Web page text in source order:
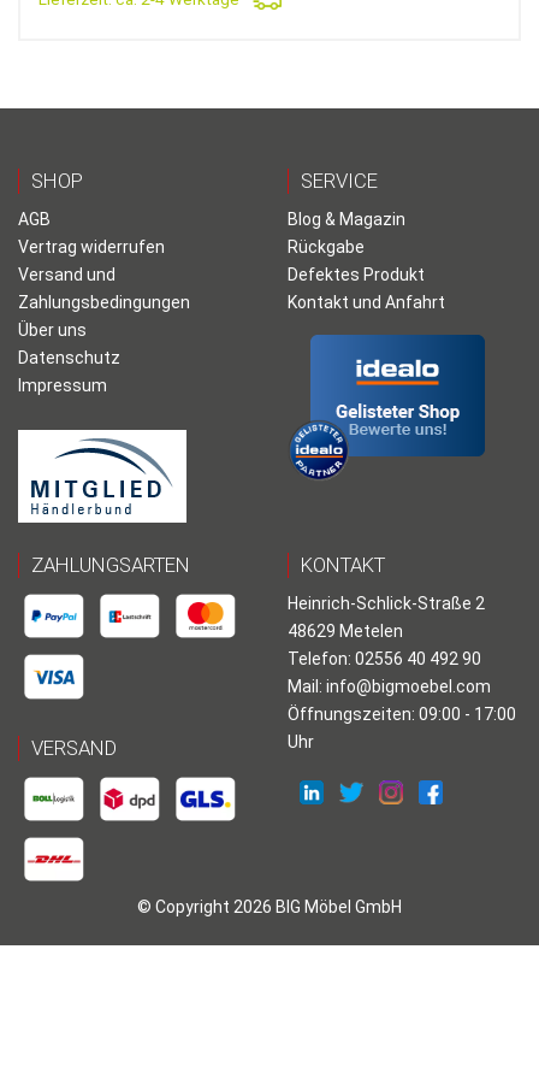
SHOP
AGB
Vertrag widerrufen
Versand und
Zahlungsbedingungen
Über uns
Datenschutz
Impressum
SERVICE
Blog & Magazin
Rückgabe
Defektes Produkt
Kontakt und Anfahrt
ZAHLUNGSARTEN
VERSAND
KONTAKT
Heinrich-Schlick-Straße 2
48629 Metelen
Telefon: 02556 40 492 90
Mail: info@bigmoebel.com
Öffnungszeiten: 09:00 - 17:00
Uhr
© Copyright 2026 BIG Möbel GmbH